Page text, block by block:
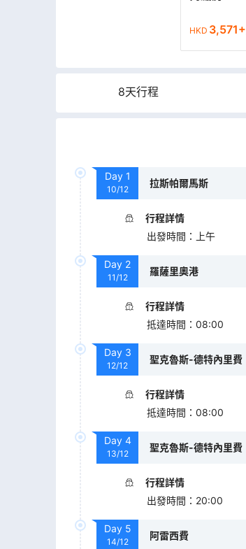
HKD 3,571+
8天行程
Day 1
10/12
拉斯帕爾馬斯
行程詳情
出發時間 ： 上午
Day 2
11/12
羅薩里奧港
行程詳情
抵達時間 ： 08:00
Day 3
12/12
聖克魯斯-德特內里費
行程詳情
抵達時間 ： 08:00
Day 4
13/12
聖克魯斯-德特內里費
行程詳情
出發時間 ： 20:00
Day 5
14/12
阿雷西費